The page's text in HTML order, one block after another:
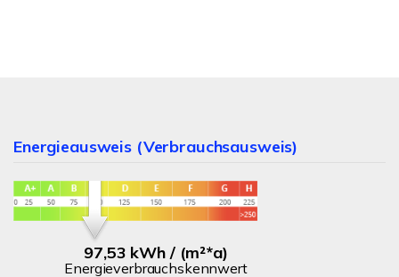
Energieausweis (Verbrauchsausweis)
97,53 kWh / (m²*a)
Energieverbrauchskennwert